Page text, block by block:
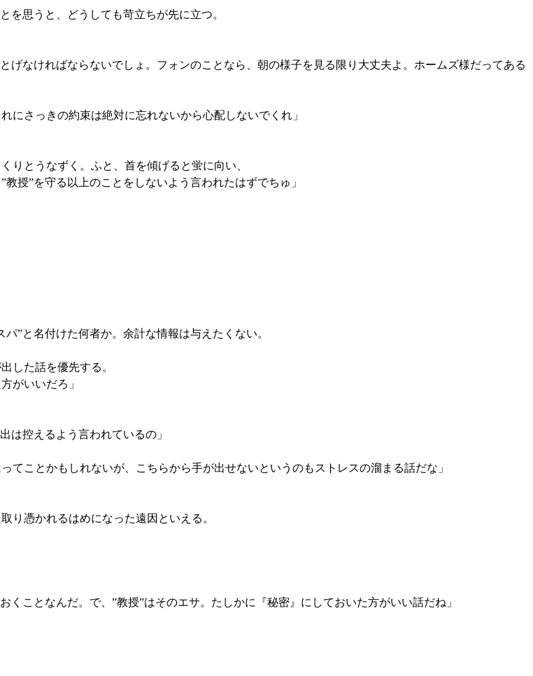
を思うと、どうしても苛立ちが先に立つ。
げなければならないでしょ。フォンのことなら、朝の様子を見る限り大丈夫よ。ホームズ様だってある
にさっきの約束は絶対に忘れないから心配しないでくれ」
りとうなずく。ふと、首を傾げると蛍に向い、
授”を守る以上のことをしないよう言われたはずでちゅ」
”と名付けた何者か。余計な情報は与えたくない。
した話を優先する。
がいいだろ」
は控えるよう言われているの」
てことかもしれないが、こちらから手が出せないというのもストレスの溜まる話だな」
り憑かれるはめになった遠因といえる。
ことなんだ。で、”教授”はそのエサ。たしかに『秘密』にしておいた方がいい話だね」